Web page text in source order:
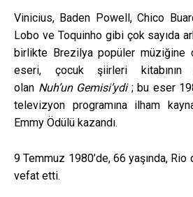
Vinicius, Baden Powell, Chico
Lobo ve Toquinho gibi çok sayıda
birlikte Brezilya popüler müziğine
eseri, çocuk şiirleri kitabının
olan Nuh’un Gemisi’ydi; bu eser
televizyon programına ilham
Emmy Ödülü kazandı.
9 Temmuz 1980’de, 66 yaşında,
vefat etti.